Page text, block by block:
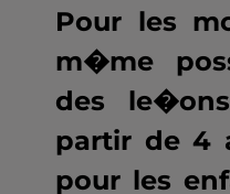
Pour les
m�me
des
partir de 4
pour les